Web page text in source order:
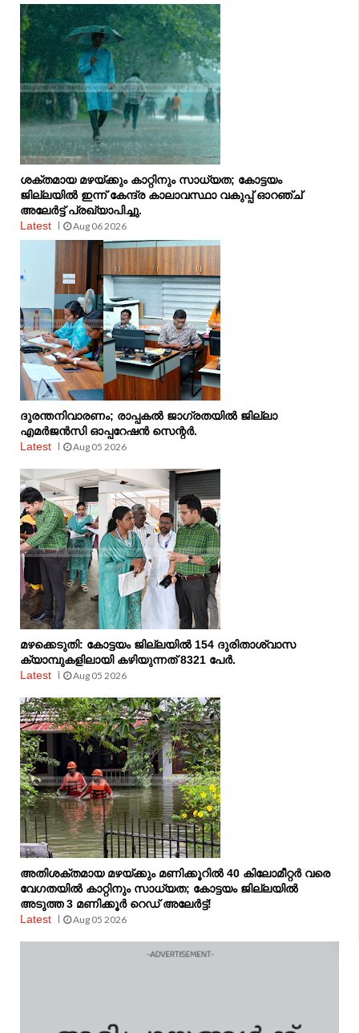
ശക്തമായ മഴയ്ക്കും കാറ്റിനും സാധ്യത; കോട്ടയം
ജില്ലയിൽ ഇന്ന് കേന്ദ്ര കാലാവസ്ഥാ വകുപ്പ് ഓറഞ്ച്
അലേർട്ട് പ്രഖ്യാപിച്ചു.
Latest
Aug 06 2026
ദുരന്തനിവാരണം; രാപ്പകല്‍ ജാഗ്രതയില്‍ ജില്ലാ
എമര്‍ജന്‍സി ഓപ്പറേഷന്‍ സെന്റര്‍.
Latest
Aug 05 2026
മഴക്കെടുതി: കോട്ടയം ജില്ലയിൽ 154 ദുരിതാശ്വാസ
ക്യാമ്പുകളിലായി കഴിയുന്നത് 8321 പേർ.
Latest
Aug 05 2026
അതിശക്തമായ മഴയ്ക്കും മണിക്കൂറിൽ 40 കിലോമീറ്റർ വരെ
വേഗതയിൽ കാറ്റിനും സാധ്യത; കോട്ടയം ജില്ലയിൽ
അടുത്ത 3 മണിക്കൂർ റെഡ് അലേർട്ട്!
Latest
Aug 05 2026